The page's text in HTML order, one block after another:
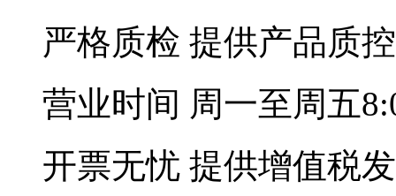
严格质检 提供产品质
营业时间 周一至周五
开票无忧 提供增值税